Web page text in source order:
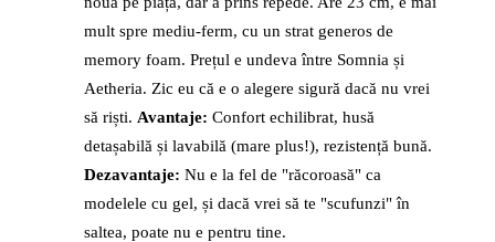
mult spre mediu-ferm, cu un strat generos de
memory foam. Prețul e undeva între Somnia și
Aetheria. Zic eu că e o alegere sigură dacă nu vrei
să riști. Avantaje: Confort echilibrat, husă
detașabilă și lavabilă (mare plus!), rezistență bună.
Dezavantaje: Nu e la fel de "răcoroasă" ca
modelele cu gel, și dacă vrei să te "scufunzi" în
saltea, poate nu e pentru tine.